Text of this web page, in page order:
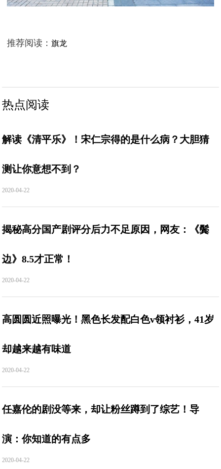
推荐阅读：旗龙
热点阅读
解读《清平乐》！宋仁宗得的是什么病？大胆猜
测让你意想不到？
2020-04-22
揭秘高分国产剧评分后力不足原因，网友：《鬓
边》8.5才正常！
2020-04-22
高圆圆近照曝光！黑色长发配白色v领衬衫，41岁
却越来越有味道
2020-04-22
任嘉伦的剧没等来，却让粉丝蹲到了综艺！导
演：你知道的有点多
2020-04-22